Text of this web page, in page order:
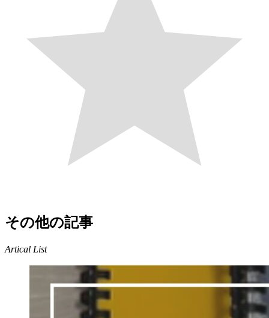
その他の記事
Artical List